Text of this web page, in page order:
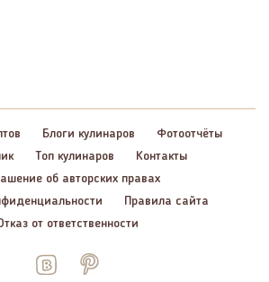
Блоги кулинаров
Фотоотчёты
Топ кулинаров
Контакты
об авторских правах
Правила сайта
от ответственности